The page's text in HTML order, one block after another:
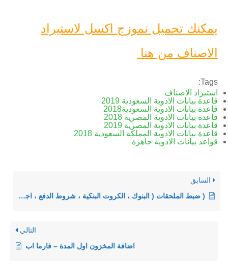
يمكنك تحميل نموزج اكسل لاستيراد
الاصناف من هنا
Tags:
استيراد الاصناف
قاعدة بيانات الادوية السعودية 2019
قاعدة بيانات الادوية السعودية2018
قاعدة بيانات الادوية المصرية 2018
قاعدة بيانات الادوية المصرية 2019
قاعدة بيانات الادوية المملكة السعودية 2018
قواعد بيانات الادوية جاهزة
السابق
( ضبط الملحقات ( البنوك ، الكروت البنكية ، شروط الدفع ، اجهزة الدخول في برنامج ادارة الصيدليات فارما اب
التالي
اضافة المخزون اول المدة – فارما اب